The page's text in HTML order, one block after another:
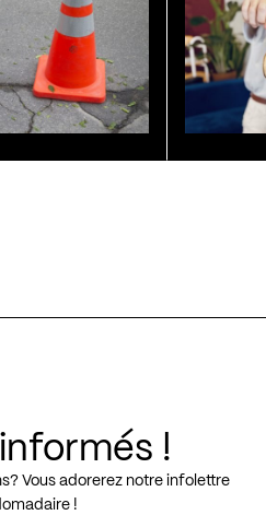
!
Vous adorerez notre infolettre
!